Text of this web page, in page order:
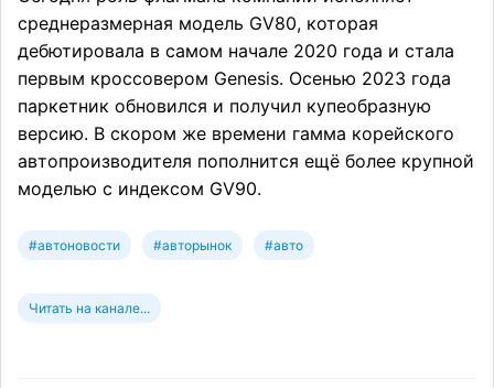
среднеразмерная модель GV80, которая
дебютировала в самом начале 2020 года и стала
первым кроссовером Genesis. Осенью 2023 года
паркетник обновился и получил купеобразную
версию. В скором же времени гамма корейского
автопроизводителя пополнится ещё более крупной
моделью с индексом GV90.
#автоновости #авторынок #авто
Читать на канале...